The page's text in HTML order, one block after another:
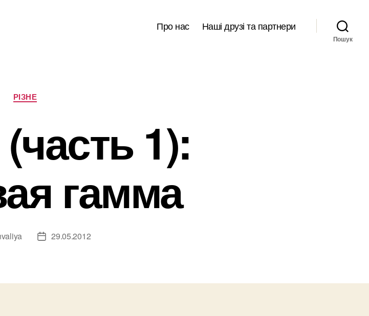
Про нас Наші друзі та партнери
Пошук
Категорії
РІЗНЕ
1):
гамма
Дата29.05.2012